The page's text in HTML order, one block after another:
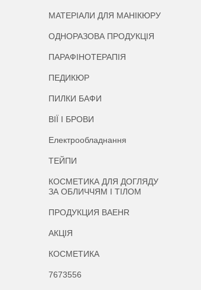
МАТЕРІАЛИ ДЛЯ МАНІКЮРУ
ОДНОРАЗОВА ПРОДУКЦІЯ
ПАРАФІНОТЕРАПІЯ
ПЕДИКЮР
ПИЛКИ БАФИ
ВІЇ І БРОВИ
Електрообладнання
ТЕЙПИ
КОСМЕТИКА ДЛЯ ДОГЛЯДУ
ЗА ОБЛИЧЧЯМ І ТІЛОМ
ПРОДУКЦИЯ BAEHR
АКЦІЯ
КОСМЕТИКА
7673556